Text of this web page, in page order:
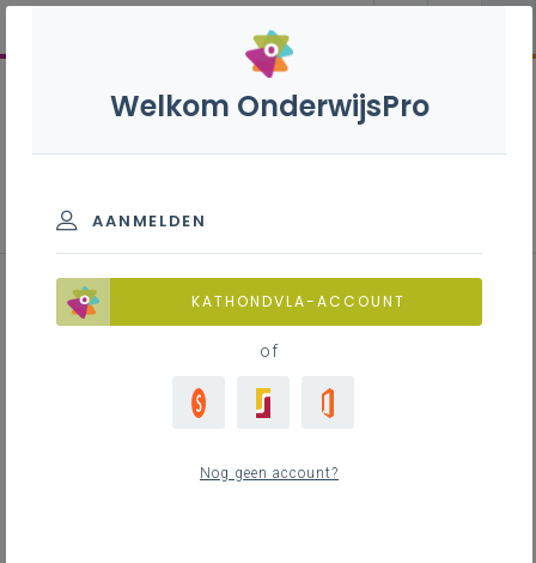
Inhoudstafel
Apart decreet voor het Vlaamse onderwijs
Wie kan melden?
Welkom OnderwijsPro
AANMELDEN
KATHONDVLA-ACCOUNT
of
Nog geen account?